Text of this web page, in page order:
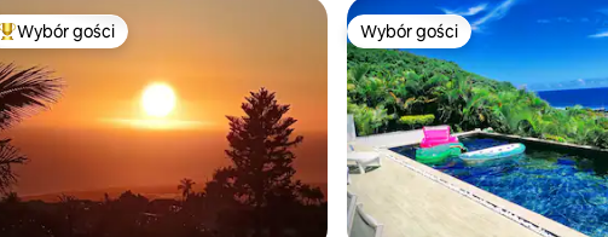
Najpopularniejsze z kategorii Wybór gości
Wybór gości Wybór gości
Wybór gości